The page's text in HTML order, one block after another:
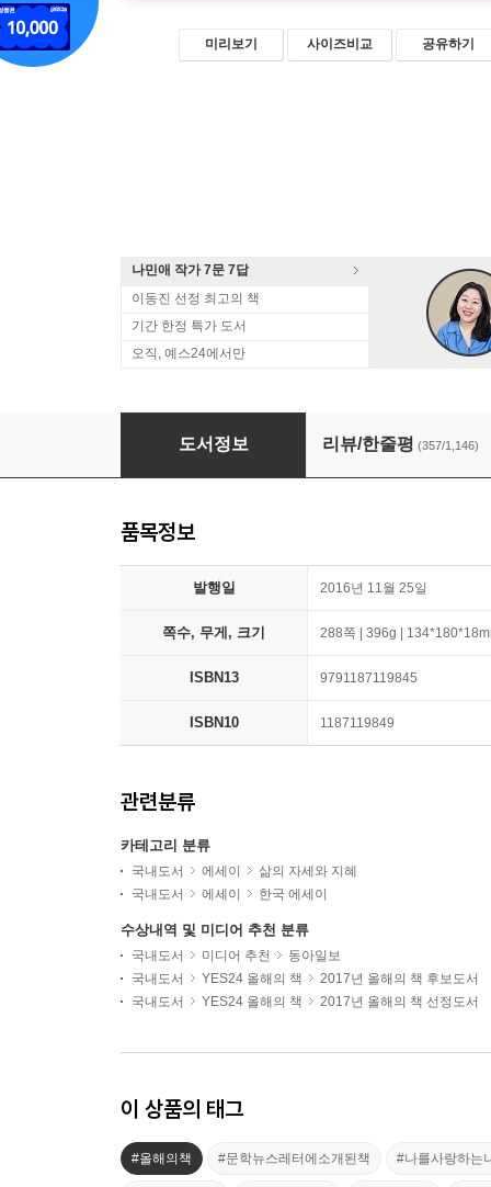
미리보기 사이즈비교 공유하기
나민애 작가 7문 7답
이동진 선정 최고의 책
기간 한정 특가 도서
오직, 예스24에서만
나는 나로 살기로 했다
도서정보 리뷰/한줄평 (357/1,146)
품목정보
발행일 2016년 11월 25일
쪽수, 무게, 크기 288쪽 | 396g |
ISBN13 9791187119845
ISBN10 1187119849
관련분류
카테고리 분류
국내도서 에세이
삶의 자세와 지혜
국내도서
에세이 한국 에세이
수상내역 및 미디어 추천 분류
국내도서 미디어 추천
동아일보
국내도서
YES24 올해의 책
2017년 올해의 책 후보도서
국내도서
YES24 올해의 책 2017년 올해의 책 선정도서
이 상품의 태그
#올해의책 #문학뉴스레터에소개된책 #나를사랑하는